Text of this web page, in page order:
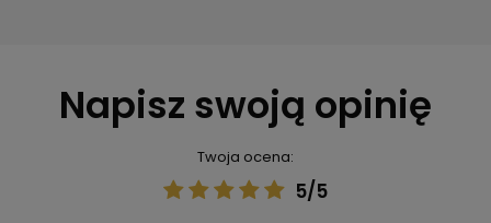
Napisz swoją opinię
Twoja ocena:
5/5